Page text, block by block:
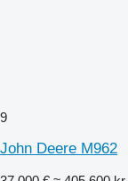
9
John Deere M962